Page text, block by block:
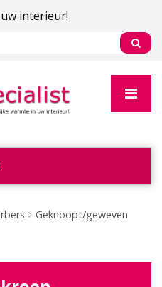
interieur!
Geknoopt/geweven